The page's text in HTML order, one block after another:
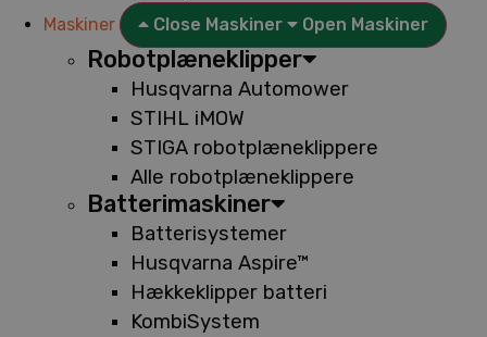
Maskiner Close Maskiner Open Maskiner
Robotplæneklipper
Husqvarna Automower
STIHL iMOW
STIGA robotplæneklippere
Alle robotplæneklippere
Batterimaskiner
Batterisystemer
Husqvarna Aspire™
Hækkeklipper batteri
KombiSystem